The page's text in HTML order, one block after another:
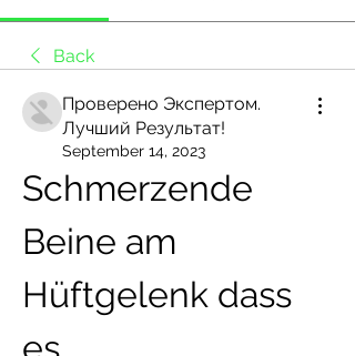
Back
Проверено Экспертом.
Лучший Результат!
September 14, 2023
Schmerzende
Beine am
Hüftgelenk dass
es